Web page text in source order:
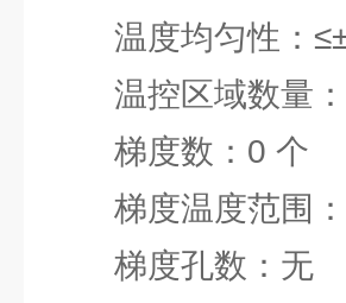
温度均匀性：≤±
温控区域数量：
梯度数：0 个
梯度温度范围
梯度孔数：无